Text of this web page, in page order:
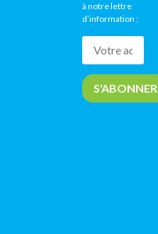
à notre lettre
d’information :